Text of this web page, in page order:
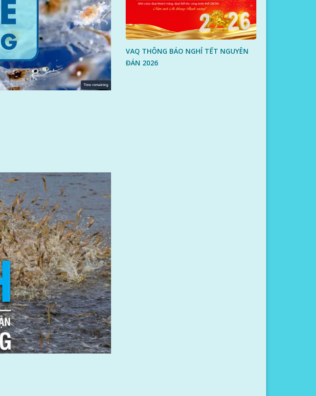
VAQ THÔNG BÁO NGHỈ TẾT NGUYÊN
ĐÁN 2026